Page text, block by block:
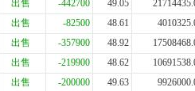
出售 -442700 49.05
出售 -82500 48.61
出售 -357900 48.92
出售 -219900 48.62
出售 -200000 49.63